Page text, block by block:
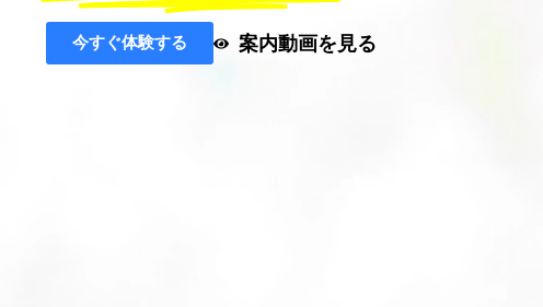
今すぐ体験する 案内動画を見る